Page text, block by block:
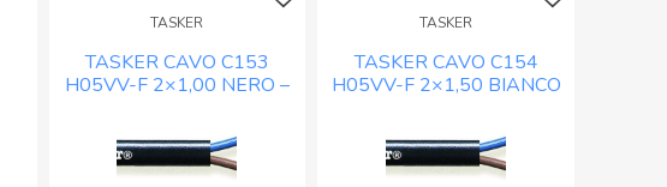
NERO
-
BOB.
100
quantità
BIANCO
-
BOB.
100
quantità
TASKER
TASKER CAVO C153
H05VV-F 2×1,00 NERO –
TASKER
TASKER CAVO C154
H05VV-F 2×1,50 BIANCO